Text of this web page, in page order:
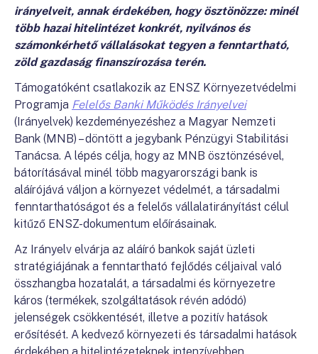
irányelveit, annak érdekében, hogy ösztönözze: minél
több hazai hitelintézet konkrét, nyilvános és
számonkérhető vállalásokat tegyen a fenntartható,
zöld gazdaság finanszírozása terén.
Támogatóként csatlakozik az ENSZ Környezetvédelmi
Programja Felelős Banki Működés Irányelvei
(Irányelvek) kezdeményezéshez a Magyar Nemzeti
Bank (MNB) – döntött a jegybank Pénzügyi Stabilitási
Tanácsa. A lépés célja, hogy az MNB ösztönzésével,
bátorításával minél több magyarországi bank is
aláírójává váljon a környezet védelmét, a társadalmi
fenntarthatóságot és a felelős vállalatirányítást célul
kitűző ENSZ-dokumentum előírásainak.
Az Irányelv elvárja az aláíró bankok saját üzleti
stratégiájának a fenntartható fejlődés céljaival való
összhangba hozatalát, a társadalmi és környezetre
káros (termékek, szolgáltatások révén adódó)
jelenségek csökkentését, illetve a pozitív hatások
erősítését. A kedvező környezeti és társadalmi hatások